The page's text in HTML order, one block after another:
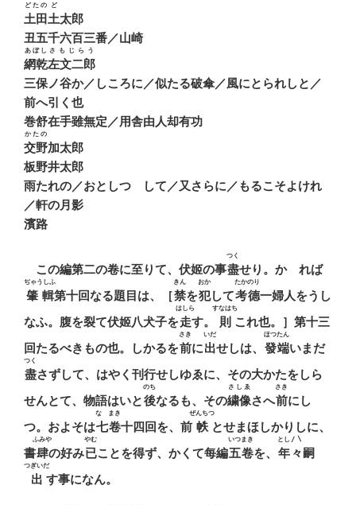
土田
どたの
土
ど
太郎
丑五千六百三番／山崎
網乾
あぼし
左文二郎
さもじらう
三保ノ谷か／しころに／似たる破傘／風にとられしと／
前へ引く也
巻舒在手雖無定／用舎由人却有功
交野
かたの
加太郎
板野井太郎
雨たれの／おとしつゝして／又さらに／もるこそよけれ
／軒の月影
濱路
この編第二の卷に至りて、伏姬の事盡
つく
せり。かゝれば
肇輯
ぢゃうしふ
第十回なる題目は、［禁
きん
を犯
おか
して考德
たかのり
一婦人をうし
なふ。腹を裂て伏姬八犬子を走
はしら
す。 則
すなはち
これ也。］第十三
回たるべきもの也。しかるを前
さき
に出
いだ
せしは、 發端
ほつたん
いまだ
盡
つく
さずして、はやく刊行せしゆゑに、その大かたをしら
せんとて、物語はいと後
のち
なるも、その繍像
さしゑ
さへ前
さき
にし
つ。およそは七卷
なゝまき
十四回を、前 帙
ぜんちつ
とせまほしかりしに、
書肆
ふみや
の好み已
やむ
ことを得ず、かくて每編五卷
いつまき
を、 年々
とし〳〵
嗣
出
つぎいだ
す事になん。